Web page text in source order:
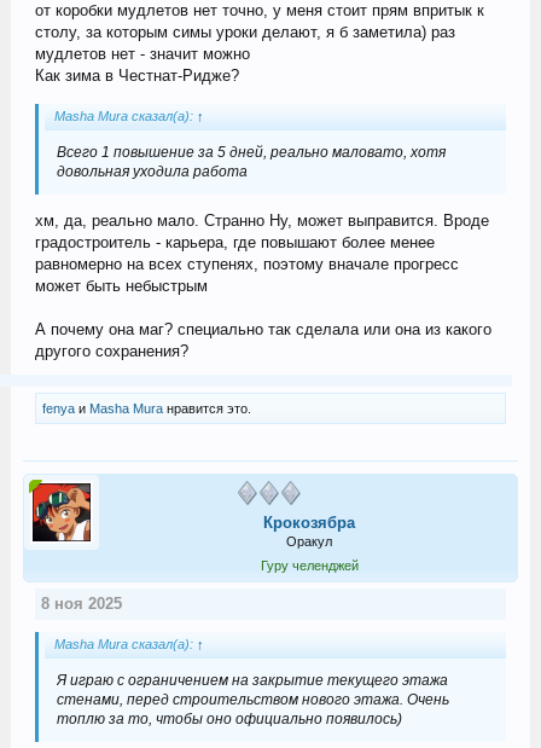
от коробки мудлетов нет точно, у меня стоит прям впритык к
столу, за которым симы уроки делают, я б заметила) раз
мудлетов нет - значит можно
Как зима в Честнат-Ридже?
Masha Mura сказал(а): ↑
Всего 1 повышение за 5 дней, реально маловато, хотя
довольная уходила работа
хм, да, реально мало. Странно Ну, может выправится. Вроде
градостроитель - карьера, где повышают более менее
равномерно на всех ступенях, поэтому вначале прогресс
может быть небыстрым
А почему она маг? специально так сделала или она из какого
другого сохранения?
fenyaи Masha Muraнравится это.
Крокозябра
Оракул
Гуру челенджей
8 ноя 2025
Masha Mura сказал(а): ↑
Я играю с ограничением на закрытие текущего этажа
стенами, перед строительством нового этажа. Очень
топлю за то, чтобы оно официально появилось)